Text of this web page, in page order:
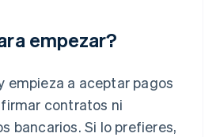
empezar?
empieza a aceptar pagos
contratos ni
bancarios. Si lo prefieres,